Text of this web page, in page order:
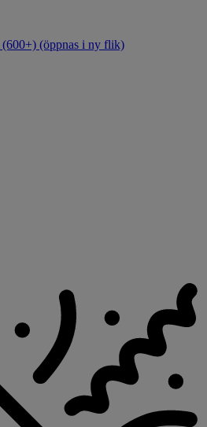
(600+) (öppnas i ny flik)